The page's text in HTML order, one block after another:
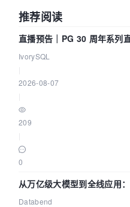
推荐阅读
直播预告｜PG 30 周年系列
核——我们改得动吗？我们贡
IvorySQL
2026-08-07
209
0
从万亿级大模型到全线应用
企业构建全链路 Trace 数据管
Databend